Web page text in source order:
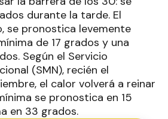
durante la tarde. El
se pronostica levemente
de 17 grados y una
Según el Servicio
(SMN), recién el
el calor volverá a reinar
se pronostica en 15
en 33 grados.